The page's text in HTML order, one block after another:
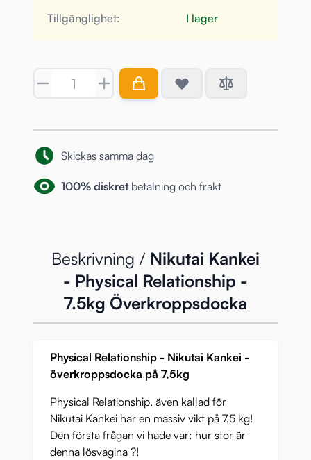
Tillgänglighet: I lager
Skickas samma dag
100% diskretbetalning och frakt
Beskrivning / Nikutai Kankei
- Physical Relationship -
7.5kg Överkroppsdocka
Physical Relationship - Nikutai Kankei -
överkroppsdocka på 7,5kg
Physical Relationship, även kallad för
Nikutai Kankei har en massiv vikt på 7,5 kg!
Den första frågan vi hade var: hur stor är
denna lösvagina ?!